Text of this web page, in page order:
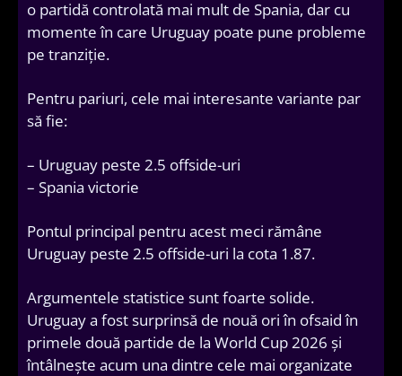
o partidă controlată mai mult de Spania, dar cu
momente în care Uruguay poate pune probleme
pe tranziție.
Pentru pariuri, cele mai interesante variante par
să fie:
– Uruguay peste 2.5 offside-uri
– Spania victorie
Pontul principal pentru acest meci rămâne
Uruguay peste 2.5 offside-uri la cota 1.87.
Argumentele statistice sunt foarte solide.
Uruguay a fost surprinsă de nouă ori în ofsaid în
primele două partide de la World Cup 2026 și
întâlnește acum una dintre cele mai organizate